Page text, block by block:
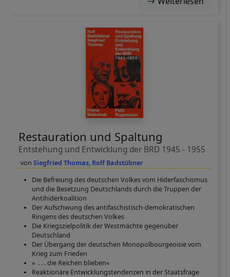
Siegfried Thomas Rolf Badstübner
Restauration und Spaltung
Entstehung und Entwicklung der BRD 1945 - 1955
Die Befreiung des deutschen Volkes vom Hiderfaschismus
und die Besetzung Deutschlands durch die Truppen der
Antihiderkoalition
Der Aufschwung des antifaschistisch-demokratischen
Ringens des deutschen Volkes
Die Kriegszielpolitik der Westmächte gegenüber
Deutschland
Der Übergang der deutschen Monopolbourgeoisie vom
Krieg zum Frieden
» . . . die Reichen blieben«
Reaktionäre Entwicklungstendenzen in der Staatsfrage